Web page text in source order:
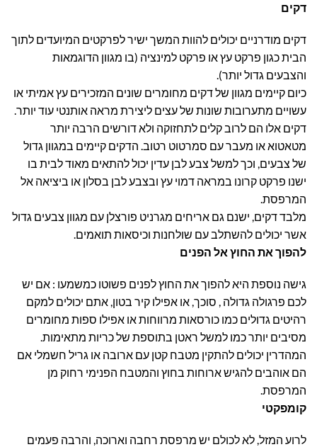
דקים
דקים מודרניים יכולים להוות המשך ישיר לפרקטים המיועדים לתוך
הבית כגון פרקט עץ או פרקט למינציה (בו מגוון הדוגמאות
והצבעים גדול יותר).
כיום קיימים מגוון של דקים מחומרים שונים המזכירים עץ אמיתי או
עשויים מתערובות שונות של עצים ליצירת מראה אותנטי עוד יותר.
דקים אלו הם לרוב קלים לתחזוקה ולא דורשים הרבה יותר
מטאטוא או מעבר עם סמרטוט רטוב. הדקים קיימים במגוון גדול
של צבעים, וכך למשל צבע לבן עדין יכול להתאים מאוד לבית בו
ישנו פרקט קרונו במראה דמוי עץ ובצבע לבן בסלון או ביציאה אל
המרפסת.
מלבד דקים, ישנם גם אריחים מגרניט פורצלן עם מגוון צבעים גדול
אשר יכולים להשתלב עם שולחנות וכיסאות תואמים.
להפוך את החוץ אל הפנים
גישה נוספת היא להפוך את החוץ לפנים פשוטו כמשמעו : אם יש
לכם פרגולה גדולה , סוכך, או אפילו קיר בטון, אתם יכולים למקם
רהיטים גדולים כמו כורסאות מרווחות או אפילו ספות מחומרים
מסיבים יותר כמו למשל ראטן בתוספת של כריות מתאימות.
המהדרין יכולים להתקין מטבח קטן עם ארובה או גריל חשמלי אם
הם אוהבים להגיש ארוחות בחוץ והמטבח הפנימי רחוק מן
המרפסת.
קומפקטי
לרוע המזל, לא לכולם יש מרפסת רחבה וארוכה, והרבה פעמים